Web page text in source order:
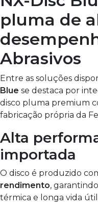
pluma de
Abrasivos
Entre as soluções
Blue se destaca por
disco pluma premium
fabricação própria da
Alta
importada
O disco é produzido
rendimento,
térmica e longa vida